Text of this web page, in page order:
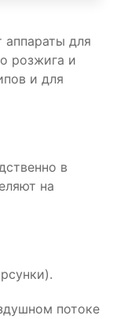
для
розжига и
и для
в
на
потоке